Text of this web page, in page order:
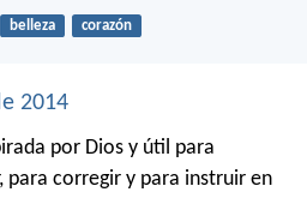
belleza corazón
2014
por Dios y útil para
para corregir y para instruir en